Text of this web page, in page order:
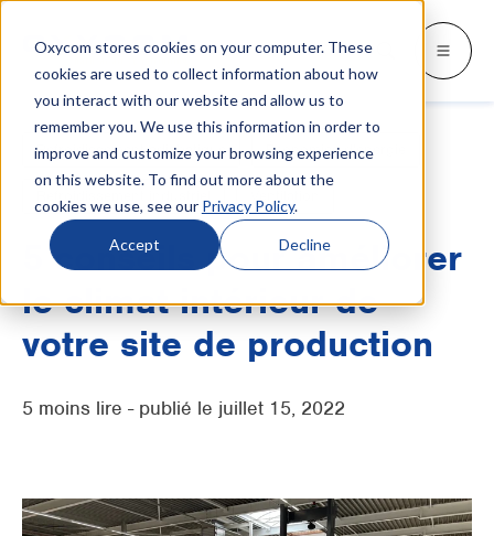
Oxycom stores cookies on your computer. These
cookies are used to collect information about how
you interact with our website and allow us to
remember you. We use this information in order to
improve and customize your browsing experience
on this website. To find out more about the
cookies we use, see our Privacy Policy.
Accept Decline
Produits Produits
IntrCooll : Refroidissement
adiabatique indirect/direct
Refroidissement pour l'industrie, garant
d'une consommation d'énergie réduite de
PreCooll : pré-refroidissement
Rendez votre installation frigorifique
Go back
Industries Industries
INDUSTRIES
Métallurgie
Boulangeries industrielles
Graphique
Supermarchés
Go back
Ressources
Blog et actualités
Livres blancs et études de cas
Téléchargements
Go back
Oxycom
DÉCOUVREZ QUI NOUS SOMMES
Contactez
Service
Partenariat
Go back
Languages
SWITCH TO
Deutsch
English
Italiano
Go back
Refroidissement adiabatique Économies d'énergie
5 conseils pour améliorer
le climat intérieur de
votre site de production
5 moins lire - publié le juillet 15, 2022